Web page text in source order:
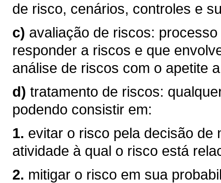
de risco, cenários, controles e
c) avaliação de riscos:
responder a riscos e que
análise de riscos com o apetite
d) tratamento de riscos:
podendo consistir em:
1. evitar o risco pela decisão de
atividade à qual o risco está
2. mitigar o risco em sua